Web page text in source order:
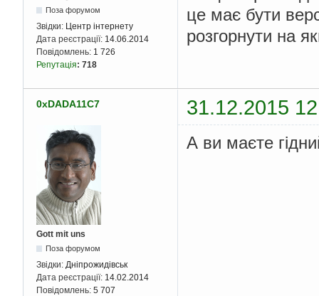
Поза форумом
Звідки: Центр інтернету
Дата реєстрації: 14.06.2014
Повідомлень: 1 726
Репутація: 718
це має бути
розгорнути на
0xDADA11C7 31.12.2015
Gott mit uns
Поза форумом
Звідки: Дніпрожидівськ
Дата реєстрації: 14.02.2014
Повідомлень: 5 707
А ви маєте